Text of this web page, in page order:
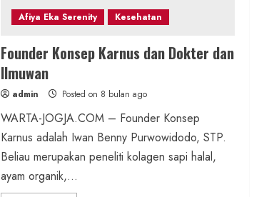
Afiya Eka Serenity Kesehatan
Founder Konsep Karnus dan Dokter dan
Ilmuwan
admin Posted on 8 bulan ago
WARTA-JOGJA.COM – Founder Konsep
Karnus adalah Iwan Benny Purwowidodo, STP.
Beliau merupakan peneliti kolagen sapi halal,
ayam organik,...